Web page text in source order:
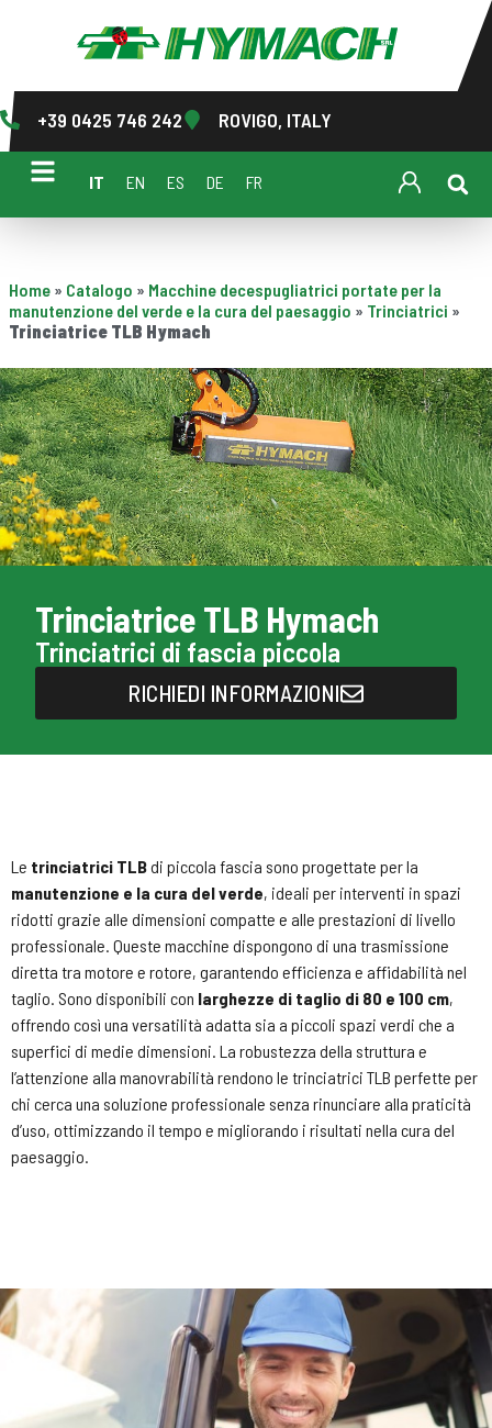
+39 0425 746 242 ROVIGO, ITALY
IT EN ES DE FR
Home » Catalogo » Macchine decespugliatrici portate per la
manutenzione del verde e la cura del paesaggio » Trinciatrici »
Trinciatrice TLB Hymach
Trinciatrice TLB Hymach
Trinciatrici di fascia piccola
RICHIEDI INFORMAZIONI
Le trinciatrici TLBdi piccola fascia sono progettate per la
manutenzione e la cura del verde, ideali per interventi in spazi
ridotti grazie alle dimensioni compatte e alle prestazioni di livello
professionale. Queste macchine dispongono di una trasmissione
diretta tra motore e rotore, garantendo efficienza e affidabilità nel
taglio. Sono disponibili con larghezze di taglio di 80 e 100 cm,
offrendo così una versatilità adatta sia a piccoli spazi verdi che a
superfici di medie dimensioni. La robustezza della struttura e
l’attenzione alla manovrabilità rendono le trinciatrici TLB perfette per
chi cerca una soluzione professionale senza rinunciare alla praticità
d’uso, ottimizzando il tempo e migliorando i risultati nella cura del
paesaggio.